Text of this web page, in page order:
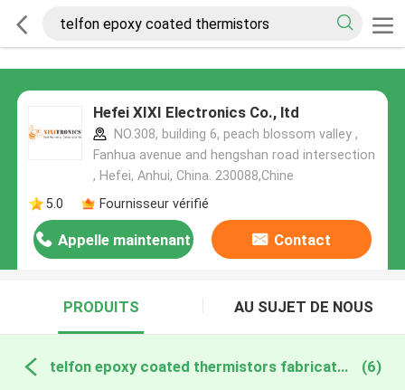
Hefei XIXI Electronics Co., ltd
NO.308, building 6, peach blossom valley ,
Fanhua avenue and hengshan road intersection
, Hefei, Anhui, China. 230088,Chine
5.0
Fournisseur vérifié
Appelle maintenant Contact
PRODUITS AU SUJET DE NOUS
telfon epoxy coated thermistors fabrication en ligne (6)